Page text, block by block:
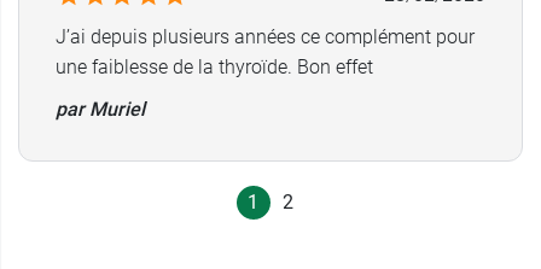
J’ai depuis plusieurs années ce complément pour
une faiblesse de la thyroïde. Bon effet
par Muriel
1 2